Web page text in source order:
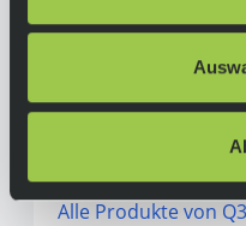
60% Polyamid, 33%
Alle Produkte von